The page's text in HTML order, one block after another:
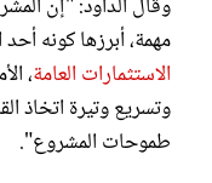
وقال الداود: "إن
مهمة، أبرزها كونه أحد
الاستثمارات العامة،
وتسريع وتيرة اتخاذ
طموحات المشروع".